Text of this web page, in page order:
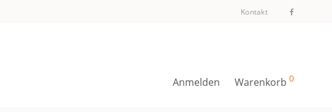
Kontakt
Anmelden Warenkorb 0